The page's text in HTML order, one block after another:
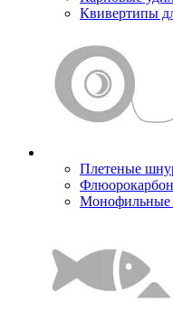
Квивертипы
Плетеные
Флюорокарбон
Монофильные